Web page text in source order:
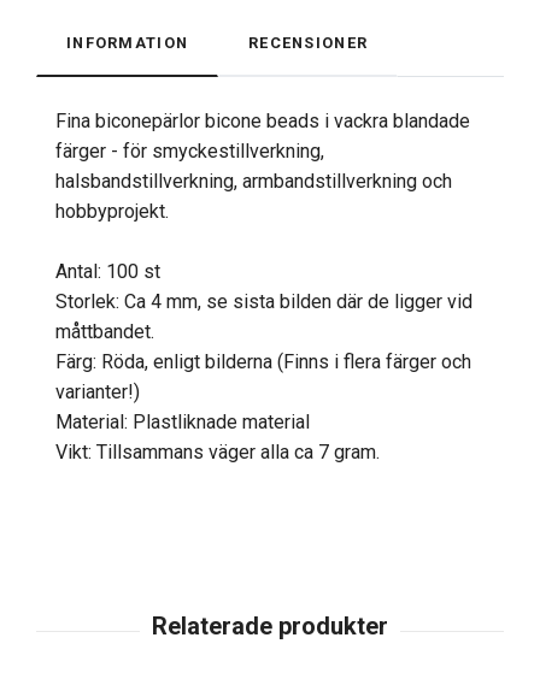
INFORMATION RECENSIONER
Fina biconepärlor bicone beads i vackra blandade
färger - för smyckestillverkning,
halsbandstillverkning, armbandstillverkning och
hobbyprojekt.
Antal: 100 st
Storlek: Ca 4 mm, se sista bilden där de ligger vid
måttbandet.
Färg: Röda, enligt bilderna (Finns i flera färger och
varianter!)
Material: Plastliknade material
Vikt: Tillsammans väger alla ca 7 gram.